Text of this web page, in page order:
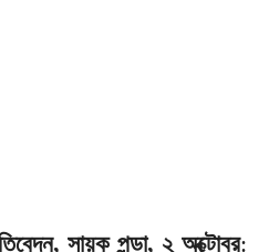
সায়ক পন্ডা, ২ অক্টোবর: